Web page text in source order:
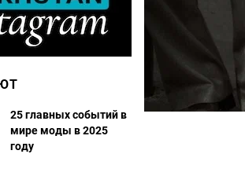
25 главных событий в
мире моды в 2025
году